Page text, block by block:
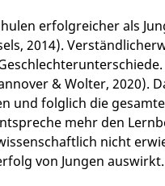
erfolgreicher als
2014).
& Wolter, 2020).
und folglich die
mehr den
nicht
von Jungen auswirkt.